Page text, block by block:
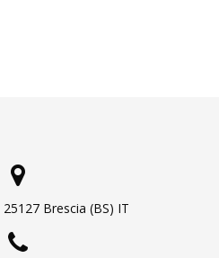
Brescia (BS) IT